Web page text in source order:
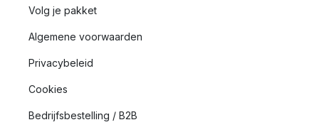
Volg je pakket
Algemene voorwaarden
Privacybeleid
Cookies
Bedrijfsbestelling / B2B